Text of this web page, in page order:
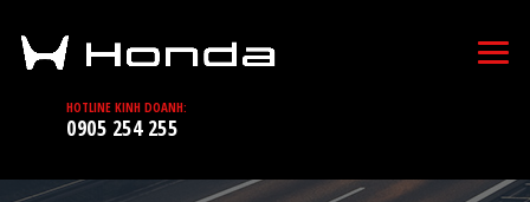
HOTLINE KINH DOANH:
0905 254 255